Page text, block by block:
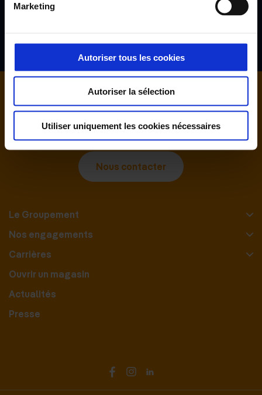
Marketing
Autoriser tous les cookies
Autoriser la sélection
Utiliser uniquement les cookies nécessaires
Nous contacter
Le Groupement
Nos engagements
Carrières
Ouvrir un magasin
Actualités
Presse